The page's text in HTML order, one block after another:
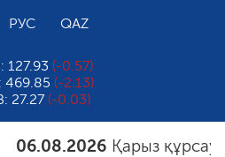
РУС QAZ
127.93 (-0.57)
469.85 (-2.13)
27.27 (-0.03)
Қарыз